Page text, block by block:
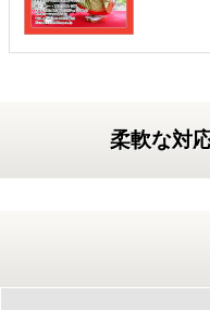
柔軟な対